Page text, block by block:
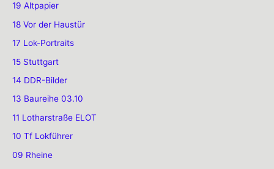
19 Altpapier
18 Vor der Haustür
17 Lok-Portraits
15 Stuttgart
14 DDR-Bilder
13 Baureihe 03.10
11 Lotharstraße ELOT
10 Tf Lokführer
09 Rheine